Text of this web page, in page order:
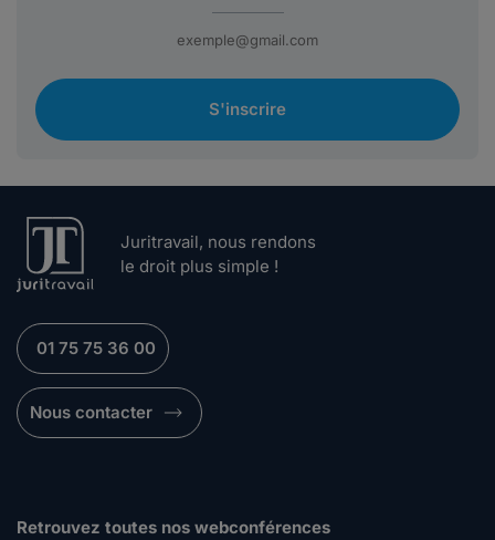
S'inscrire
Juritravail, nous rendons
le droit plus simple !
01 75 75 36 00
Nous contacter
Retrouvez toutes nos webconférences